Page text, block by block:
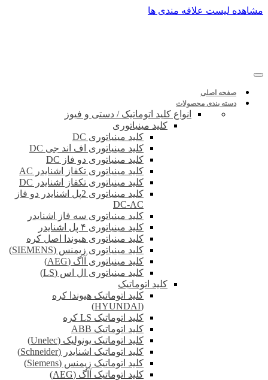
پرش
مشاهده لیست علاقه مندی ها
صفحه اصلی
دسته بندی محصولات
انواع کلید اتوماتیک / دستی و فیوز
کلید مینیاتوری
کلید مینیاتوری DC
کلید مینیاتوری اف اند جی DC
کلید مینیاتوری دو فاز DC
کلید مینیاتوری تکفاز اشنایدر AC
کلید مینیاتوری تکفاز اشنایدر DC
کلید مینیاتوری 2پل اشنایدر دو فاز
DC-AC
کلید مینیاتوری سه فاز اشنایدر
کلید مینیاتوری ۴ پل اشنایدر
کلید مینیاتوری هیوندا اصل کره
کلید مینیاتوری زیمنس (SIEMENS)
کلید مینیاتوری آاگ (AEG)
کلید مینیاتوری ال اس (LS)
کلید اتوماتیک
کلید اتوماتیک هیوندا کره
(HYUNDAI)
کلید اتوماتیک LS کره
کلید اتوماتیک ABB
کلید اتوماتیک یونولیک (Unelec)
کلید اتوماتیک اشنایدر (Schneider)
کلید اتوماتیک زیمنس (Siemens)
کلید اتوماتیک آاگ (AEG)